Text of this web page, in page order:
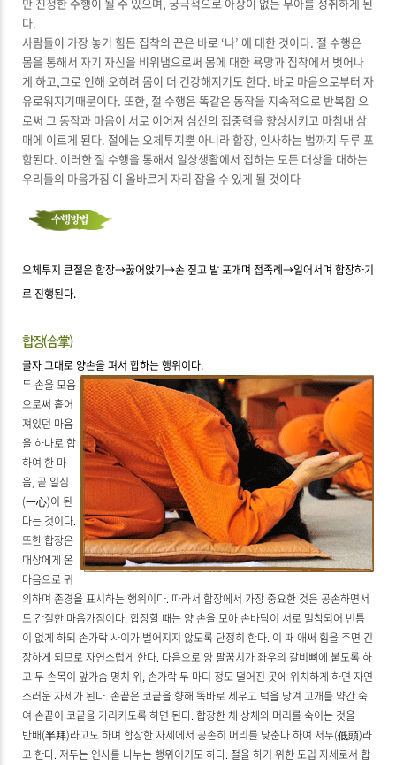
다.
사람들이 가장 놓기 힘든 집착의 끈은 바로 ‘나’ 에 대한 것이다. 절 수행은
몸을 통해서 자기 자신을 비워냄으로써 몸에 대한 욕망과 집착에서 벗어나
게 하고,그로 인해 오히려 몸이 더 건강해지기도 한다. 바로 마음으로부터 자
유로워지기때문이다. 또한, 절 수행은 똑같은 동작을 지속적으로 반복함 으
로써 그 동작과 마음이 서로 이어져 심신의 집중력을 향상시키고 마침내 삼
매에 이르게 된다. 절에는 오체투지뿐 아니라 합장, 인사하는 법까지 두루 포
함된다. 이러한 절 수행을 통해서 일상생활에서 접하는 모든 대상을 대하는
우리들의 마음가짐 이 올바르게 자리 잡을 수 있게 될 것이다
오체투지 큰절은 합장→꿇어앉기→손 짚고 발 포개며 접족례→일어서며 합장하기
로 진행된다.
글자 그대로 양손을 펴서 합하는 행위이다.
두 손을 모음
으로써 흩어
져있던 마음
을 하나로 합
하여 한 마
음, 곧 일심
(一心)이 된
다는 것이다.
또한 합장은
대상에게 온
마음으로 귀
의하며 존경을 표시하는 행위이다. 따라서 합장에서 가장 중요한 것은 공손하면서
도 간절한 마음가짐이다. 합장할 때는 양 손을 모아 손바닥이 서로 밀착되어 빈틈
이 없게 하되 손가락 사이가 벌어지지 않도록 단정히 한다. 이 때 애써 힘을 주면 긴
장하게 되므로 자연스럽게 한다. 다음으로 양 팔꿈치가 좌우의 갈비뼈에 붙도록 하
고 두 손목이 앞가슴 명치 위, 손가락 두 마디 정도 떨어진 곳에 위치하게 하면 자연
스러운 자세가 된다. 손끝은 코끝을 향해 똑바로 세우고 턱을 당겨 고개를 약간 숙
여 손끝이 코끝을 가리키도록 하면 된다. 합장한 채 상체와 머리를 숙이는 것을
반배(半拜)라고도 하며 합장한 자세에서 공손히 머리를 낮춘다 하여 저두(低頭)라
고 한다. 저두는 인사를 나누는 행위이기도 하다. 절을 하기 위한 도입 자세로서 합